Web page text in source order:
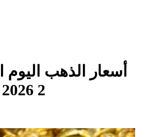
2 2026 في اليمن